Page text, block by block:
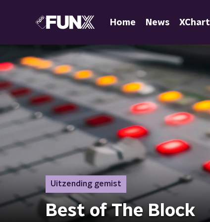
Home News XChart
Uitzending gemist
Best of The Block